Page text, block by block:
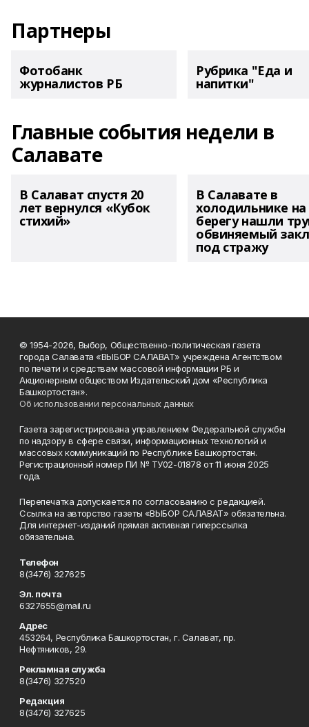
Партнеры
Фотобанк
журналистов РБ
Рубрика "Еда и
напитки"
Главные события недели в
Салавате
В Салават спустя 20
лет вернулся «Кубок
стихий»
В Салавате в
холодильнике на
берегу нашли
обвиняемый
под стражу
© 1954-2026, Выбор, Общественно-политическая газета
города Салавата «ВЫБОР САЛАВАТ» учреждена Агентством
по печати и средствам массовой информации РБ и
Акционерным обществом Издательский дом «Республика
Башкортостан».
Об использовании персональных данных
Газета зарегистрирована управлением Федеральной службы
по надзору в сфере связи, информационных технологий и
массовых коммуникаций по Республике Башкортостан.
Регистрационный номер ПИ № ТУ02-01878 от 11 июня 2025
года.
Перепечатка допускается по согласованию с редакцией.
Ссылка на авторство газеты «ВЫБОР САЛАВАТ» обязательна.
Для интернет-изданий прямая активная гиперссылка
обязательна.
Телефон
8(3476) 327625
Эл. почта
6327655@mail.ru
Адрес
453264, Республика Башкортостан, г. Салават, пр.
Нефтяников, 29.
Рекламная служба
8(3476) 327520
Редакция
8(3476) 327625